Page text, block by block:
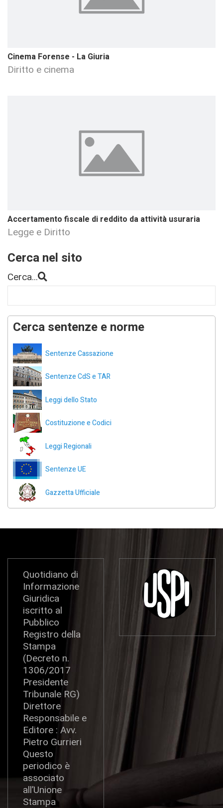
Cinema Forense - La Giuria
Diritto e cinema
Accertamento fiscale di reddito da attività usuraria
Legge e Diritto
Cerca nel sito
Cerca...
Cerca sentenze e norme
Sentenze Cassazione
Sentenze CdS e TAR
Leggi dello Stato
Costituzione e Codici
Leggi Regionali
Sentenze UE
Gazzetta Ufficiale
Quotidiano di
Informazione
Giuridica
iscritto al
Pubblico
Registro della
Stampa
(Decreto n.
1306/2017
Presidente
Tribunale RG)
Direttore
Responsabile e
Editore : Avv.
Pietro Gurrieri
Questo
periodico è
associato
all’Unione
Stampa